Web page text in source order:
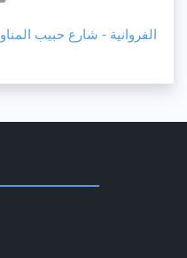
الفروانية - شارع حبيب المناور -